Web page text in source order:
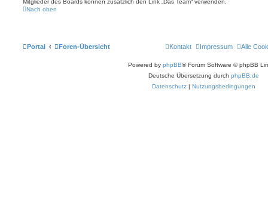
Mitglieder des Boards können zusätzlich den Link „Das Team“ verwenden.
Nach oben
Portal Foren-Übersicht Alle
Impressum
Kontakt
Powered by phpBB® Forum Software © phpBB
Deutsche Übersetzung durch phpBB.de
Datenschutz | Nutzungsbedingungen